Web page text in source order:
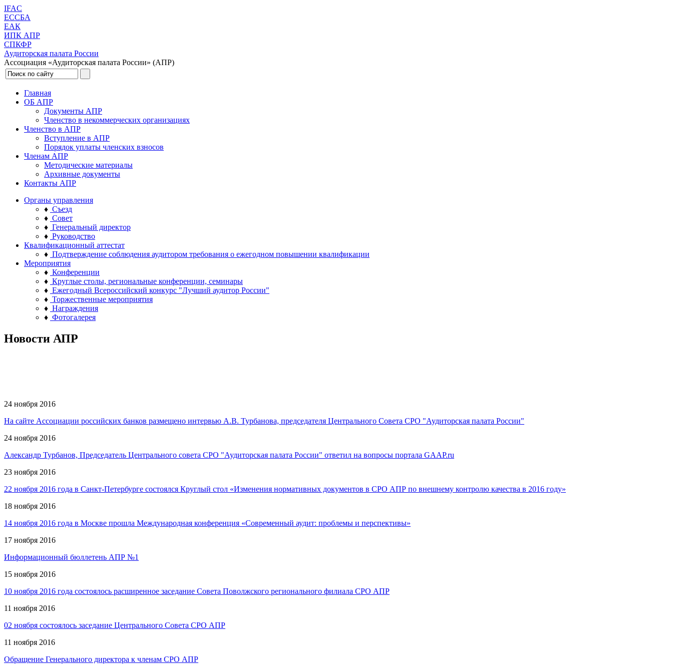
IFAC
ЕССБА
ЕАК
ИПК АПР
СПКФР
Аудиторская палата России
Ассоциация «Аудиторская палата России» (АПР)
Главная
ОБ АПР
Документы АПР
Членство в некоммерческих организациях
Членство в АПР
Вступление в АПР
Порядок уплаты членских взносов
Членам АПР
Методические материалы
Архивные документы
Контакты АПР
Органы управления
♦ Съезд
♦ Совет
♦ Генеральный директор
♦ Руководство
Квалификационный аттестат
♦ Подтверждение соблюдения аудитором требования о ежегодном повышении квалификации
Мероприятия
♦ Конференции
♦ Круглые столы, региональные конференции, семинары
♦ Ежегодный Всероссийский конкурс "Лучший аудитор России"
♦ Торжественные мероприятия
♦ Награждения
♦ Фотогалерея
Новости АПР
24 ноября 2016
На сайте Ассоциации российских банков размещено интервью А.В. Турбанова, председателя Центрального Совета СРО "Аудиторская палата России"
24 ноября 2016
Александр Турбанов, Председатель Центрального совета СРО "Аудиторская палата России" ответил на вопросы портала GAAP.ru
23 ноября 2016
22 ноября 2016 года в Санкт-Петербурге состоялся Круглый стол «Изменения нормативных документов в СРО АПР по внешнему контролю качества в 2016 году»
18 ноября 2016
14 ноября 2016 года в Москве прошла Международная конференция «Современный аудит: проблемы и перспективы»
17 ноября 2016
Информационный бюллетень АПР №1
15 ноября 2016
10 ноября 2016 года состоялось расширенное заседание Совета Поволжского регионального филиала СРО АПР
11 ноября 2016
02 ноября состоялось заседание Центрального Совета СРО АПР
11 ноября 2016
Обращение Генерального директора к членам СРО АПР